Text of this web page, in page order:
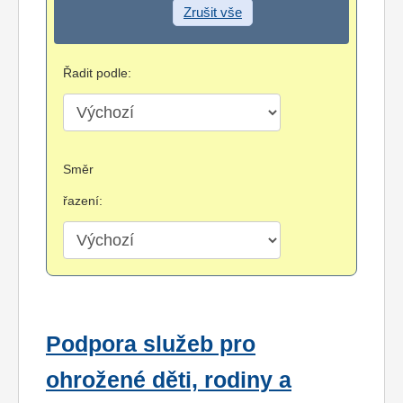
Zrušit vše
Řadit podle:
Směr
řazení:
Podpora služeb pro
ohrožené děti, rodiny a